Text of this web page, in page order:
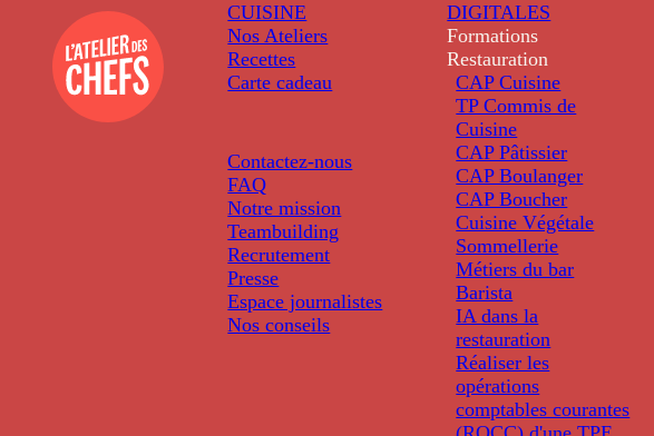
CUISINE
Nos Ateliers
Recettes
Carte cadeau
Contactez-nous
FAQ
Notre mission
Teambuilding
Recrutement
Presse
Espace journalistes
Nos conseils
DIGITALES
Formations
Restauration
CAP Cuisine
TP Commis de
Cuisine
CAP Pâtissier
CAP Boulanger
CAP Boucher
Cuisine Végétale
Sommellerie
Métiers du bar
Barista
IA dans la
restauration
Réaliser les
opérations
comptables courantes